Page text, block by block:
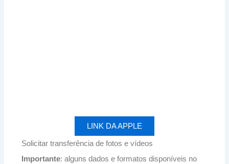
LINK DA APPLE
Solicitar transferência de fotos e vídeos
Importante: alguns dados e formatos disponíveis no